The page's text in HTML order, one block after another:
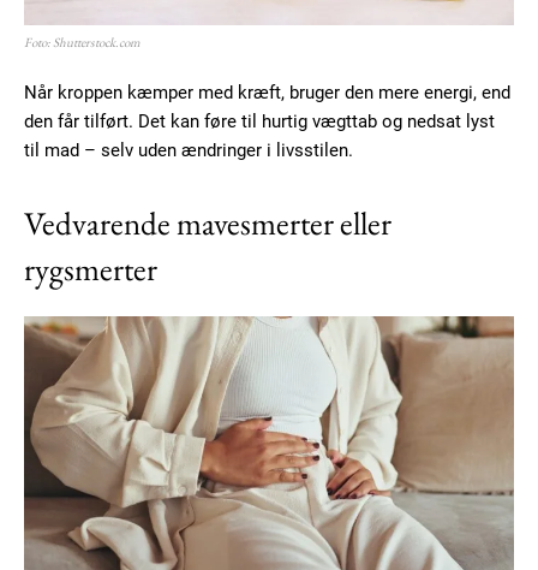
Foto: Shutterstock.com
Når kroppen kæmper med kræft, bruger den mere energi, end
den får tilført. Det kan føre til hurtig vægttab og nedsat lyst
til mad – selv uden ændringer i livsstilen.
Vedvarende mavesmerter eller
rygsmerter